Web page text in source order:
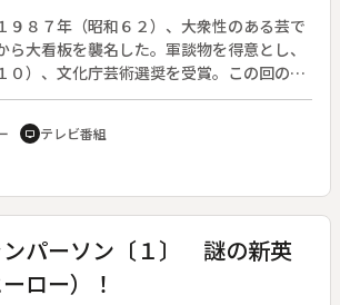
９８７年（昭和６２）、大衆性のある芸で
ら大看板を襲名した。軍談物を得意とし、
０）、文化庁芸術選奨を受賞。この回の一
前々年、和議の座に臨みながら信玄・謙信
戦で和談破れとなったいきさつを、面白お
tv テレビ番組
パーソン〔１〕 謎の新英
ロー）！